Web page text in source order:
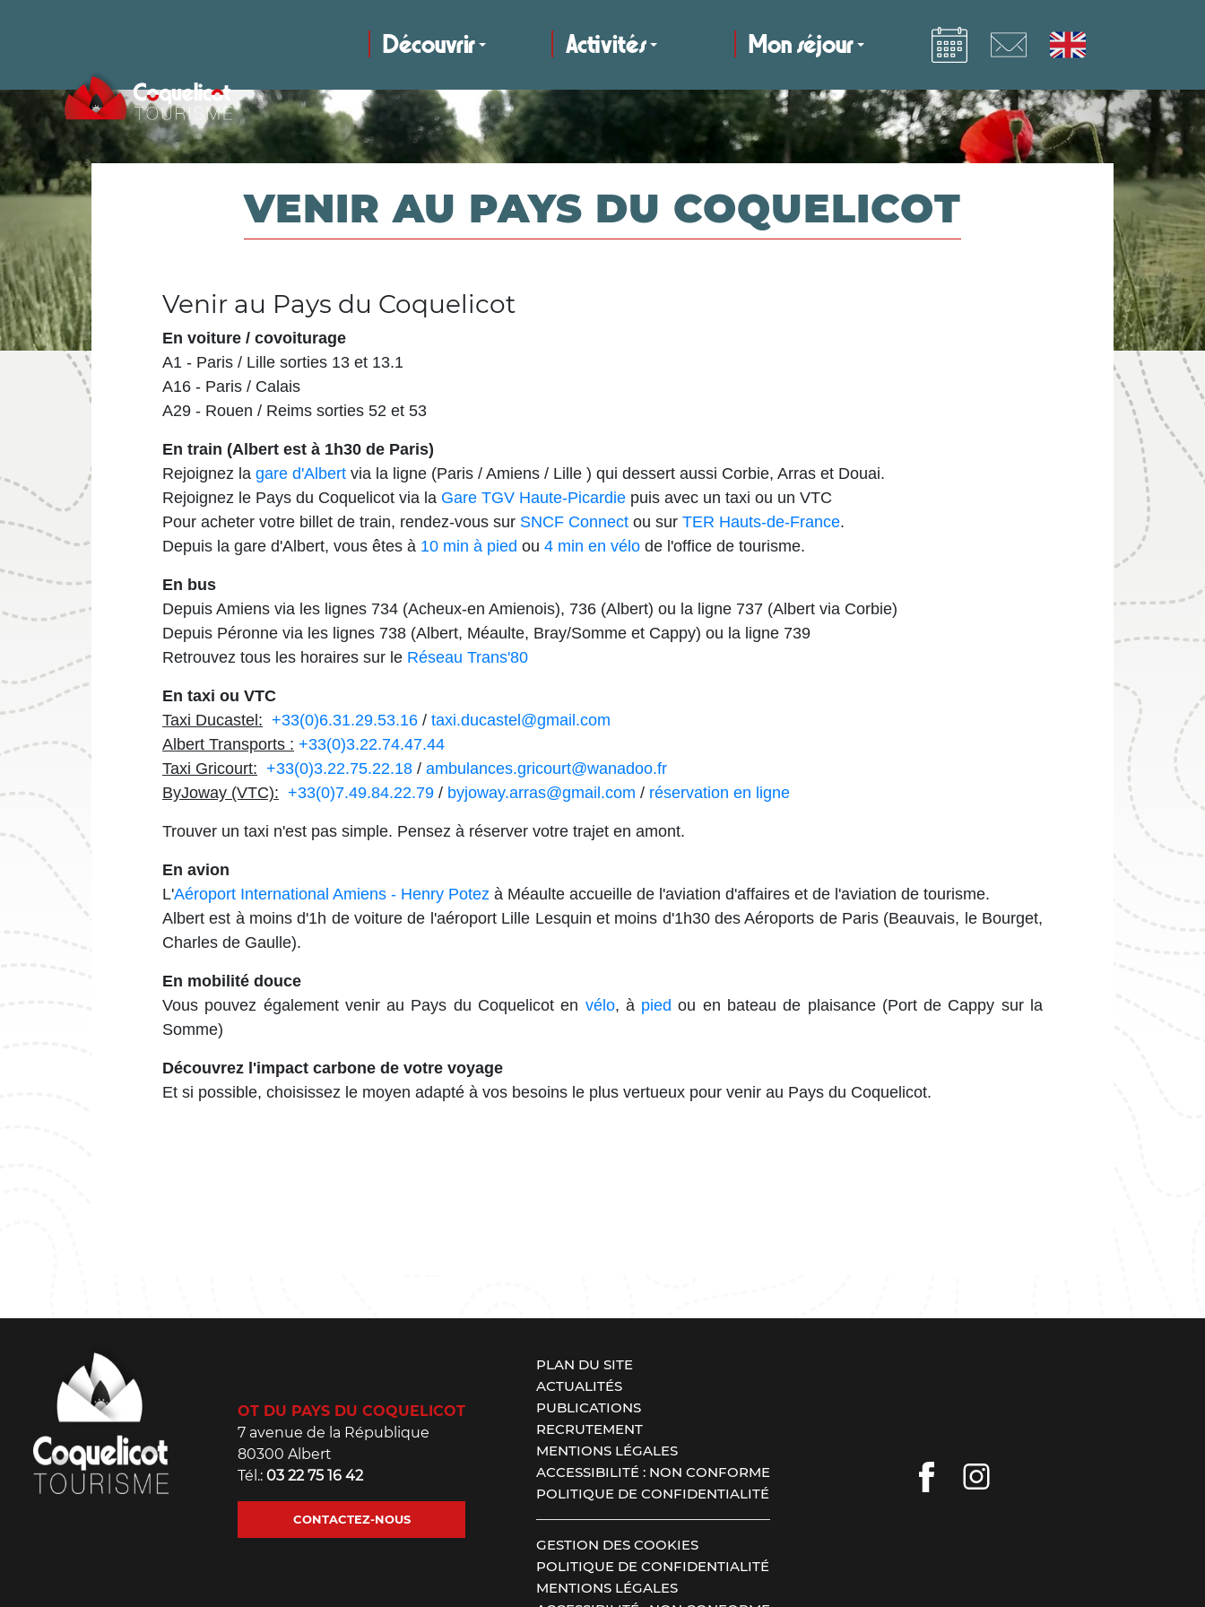
Découvrir Activités Mon séjour
VENIR AU PAYS DU COQUELICOT
Venir au Pays du Coquelicot
En voiture / covoiturage
A1 - Paris / Lille sorties 13 et 13.1
A16 - Paris / Calais
A29 - Rouen / Reims sorties 52 et 53
En train (Albert est à 1h30 de Paris)
Rejoignez la gare d'Albert via la ligne (Paris / Amiens / Lille ) qui dessert aussi Corbie, Arras et Douai.
Rejoignez le Pays du Coquelicot via la Gare TGV Haute-Picardie puis avec un taxi ou un VTC
Pour acheter votre billet de train, rendez-vous sur SNCF Connect ou sur TER Hauts-de-France.
Depuis la gare d'Albert, vous êtes à 10 min à pied ou 4 min en vélo de l'office de tourisme.
En bus
Depuis Amiens via les lignes 734 (Acheux-en Amienois), 736 (Albert) ou la ligne 737 (Albert via Corbie)
Depuis Péronne via les lignes 738 (Albert, Méaulte, Bray/Somme et Cappy) ou la ligne 739
Retrouvez tous les horaires sur le Réseau Trans'80
En taxi ou VTC
Taxi Ducastel: +33(0)6.31.29.53.16 / taxi.ducastel@gmail.com
Albert Transports : +33(0)3.22.74.47.44
Taxi Gricourt: +33(0)3.22.75.22.18 / ambulances.gricourt@wanadoo.fr
ByJoway (VTC): +33(0)7.49.84.22.79 / byjoway.arras@gmail.com / réservation en ligne
Trouver un taxi n'est pas simple. Pensez à réserver votre trajet en amont.
En avion
L'Aéroport International Amiens - Henry Potez à Méaulte accueille de l'aviation d'affaires et de l'aviation de tourisme.
Albert est à moins d'1h de voiture de l'aéroport Lille Lesquin et moins d'1h30 des Aéroports de Paris (Beauvais, le Bourget,
Charles de Gaulle).
En mobilité douce
Vous pouvez également venir au Pays du Coquelicot en vélo, à pied ou en bateau de plaisance (Port de Cappy sur la
Somme)
Découvrez l'impact carbone de votre voyage
Et si possible, choisissez le moyen adapté à vos besoins le plus vertueux pour venir au Pays du Coquelicot.
OT DU PAYS DU COQUELICOT
7 avenue de la République
80300 Albert
Tél.: 03 22 75 16 42
CONTACTEZ-NOUS
PLAN DU SITE
ACTUALITÉS
PUBLICATIONS
RECRUTEMENT
MENTIONS LÉGALES
ACCESSIBILITÉ : NON CONFORME
POLITIQUE DE CONFIDENTIALITÉ
GESTION DES COOKIES
POLITIQUE DE CONFIDENTIALITÉ
MENTIONS LÉGALES